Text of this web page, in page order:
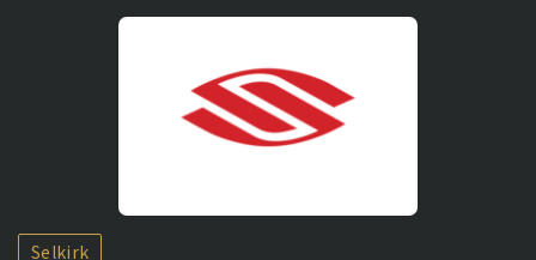
Selkirk